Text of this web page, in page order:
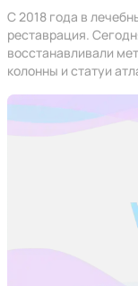
С 2018 года в
реставрация.
восстанавливали
колонны и статуи